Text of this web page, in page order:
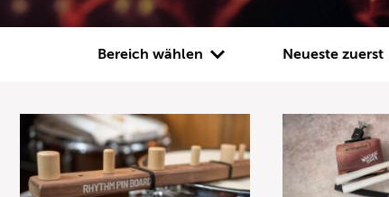
Bereich wählen
Bass
Recording
Neueste zuerst